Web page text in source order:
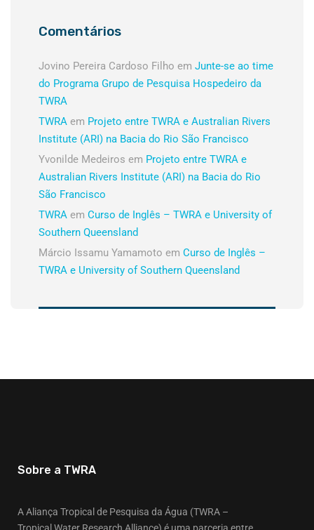
Comentários
Jovino Pereira Cardoso Filho em Junte-se ao time
do Programa Grupo de Pesquisa Hospedeiro da
TWRA
TWRA em Projeto entre TWRA e Australian Rivers
Institute (ARI) na Bacia do Rio São Francisco
Yvonilde Medeiros em Projeto entre TWRA e
Australian Rivers Institute (ARI) na Bacia do Rio
São Francisco
TWRA em Curso de Inglês – TWRA e University of
Southern Queensland
Márcio Issamu Yamamoto em Curso de Inglês –
TWRA e University of Southern Queensland
Sobre a TWRA
A Aliança Tropical de Pesquisa da Água (TWRA –
Tropical Water Research Alliance) é uma parceria entre